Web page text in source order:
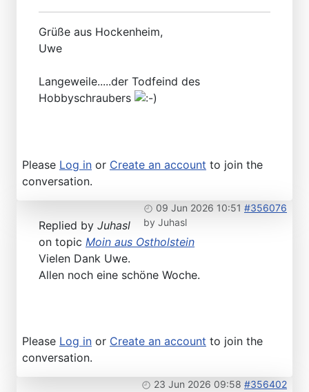
Grüße aus Hockenheim,
Uwe
Langeweile.....der Todfeind des
Hobbyschraubers
Please Log in or Create an account to join the
conversation.
09 Jun 2026 10:51 #356076
by Juhasl
Replied by Juhasl
on topic Moin aus Ostholstein
Vielen Dank Uwe.
Allen noch eine schöne Woche.
Please Log in or Create an account to join the
conversation.
23 Jun 2026 09:58 #356402